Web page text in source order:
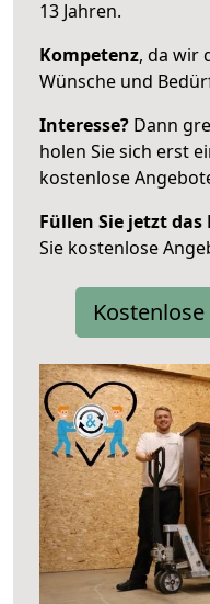
13 Jahren.
Kompetenz, da wir
Wünsche und
Interesse? Dann
holen Sie sich erst
kostenlose
Füllen Sie jetzt
Sie kostenlose